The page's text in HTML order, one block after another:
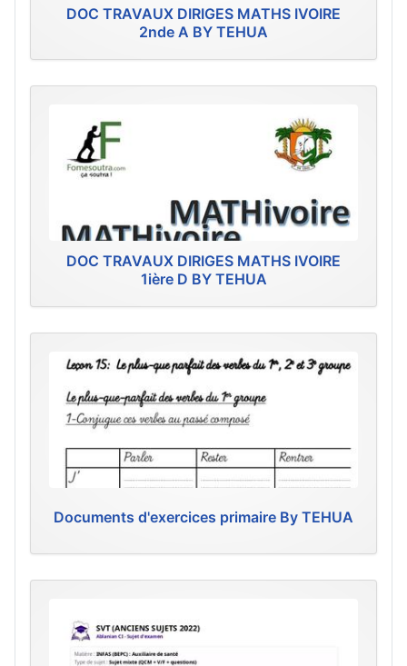
DOC TRAVAUX DIRIGES MATHS IVOIRE
2nde A BY TEHUA
DOC TRAVAUX DIRIGES MATHS IVOIRE
1ière D BY TEHUA
Documents d'exercices primaire By TEHUA